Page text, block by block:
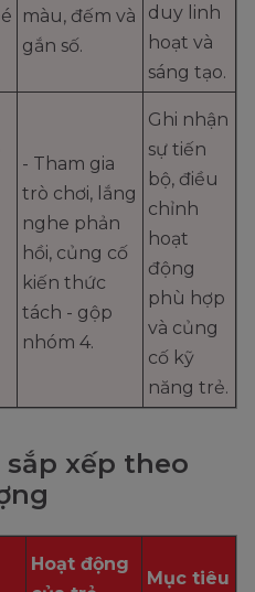
màu, đếm và
gắn số.
duy linh
hoạt và
sáng tạo.
- Tham gia
trò chơi, lắng
nghe phản
hồi, củng cố
kiến thức
tách - gộp
nhóm 4.
Ghi nhận
sự tiến
bộ, điều
chỉnh
hoạt
động
phù hợp
và củng
cố kỹ
năng trẻ.
xếp theo
Hoạt động
Mục tiêu